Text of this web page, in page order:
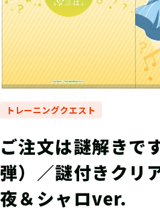
トレーニングクエスト
ご注文は謎解きで
弾）／謎付きクリ
夜＆シャロver.